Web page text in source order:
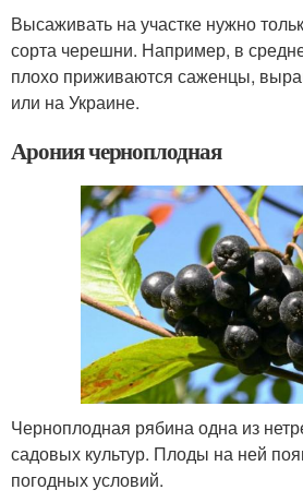
Высаживать на участке нужно
сорта черешни. Например, в
плохо приживаются саженцы,
или на Украине.
Арония черноплодная
Черноплодная рябина одна из
садовых культур. Плоды на ней
погодных условий.